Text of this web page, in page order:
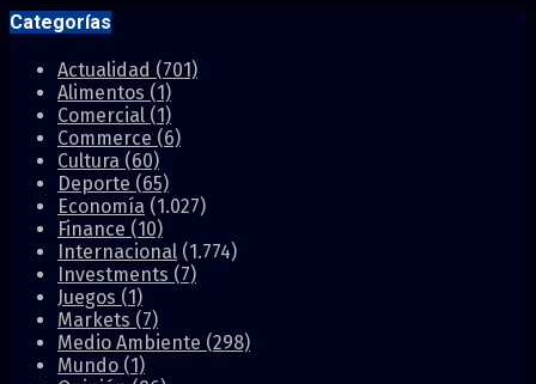
Categorías
Actualidad (701)
Alimentos (1)
Comercial (1)
Commerce (6)
Cultura (60)
Deporte (65)
Economía (1.027)
Finance (10)
Internacional (1.774)
Investments (7)
Juegos (1)
Markets (7)
Medio Ambiente (298)
Mundo (1)